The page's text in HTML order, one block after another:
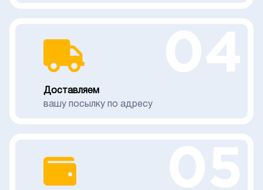
Доставляем
вашу посылку по адресу